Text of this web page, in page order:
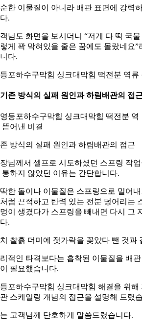
한 이물질이 아니라 배관 표면에 강력
.
님도 화면을 보시더니 “저게 다 떡 국
게 꽉 막혀있을 줄은 꿈에도 몰랐네요
다.
포하수구막힘 싱크대막힘 떡전분 역류
존 방식의 실패 원인과 하림배관의 접
방식의 실패 원인과 하림배관의 접근
님께서 셀프로 시도하셨던 스프링 작
통하지 않았던 이유는 간단합니다.
한 돌이나 이물질은 스프링으로 밀어
럼 끈적하고 탄력 있는 전분 덩어리는
이 생겼다가 스프링을 빼내면 다시 그
.
찰흙 더미에 젓가락을 꽂았다 뺀 것과
적인 타격보다는 흡착된 이물질을 배관
필요했습니다.
포하수구막힘 싱크대막힘 해결을 위해
스케일링 개념의 접근을 설명해 드렸
고객님께 단호하게 말씀드렸습니다.